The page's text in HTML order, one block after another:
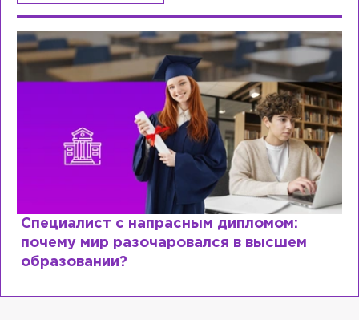
Специалист с напрасным дипломом:
почему мир разочаровался в высшем
образовании?